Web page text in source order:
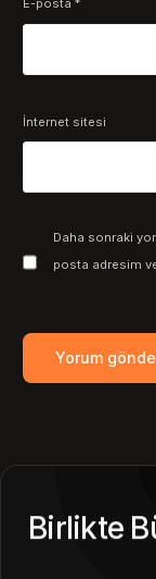
E-posta*
İnternet sitesi
Daha sonraki
posta adresim
Birlikte